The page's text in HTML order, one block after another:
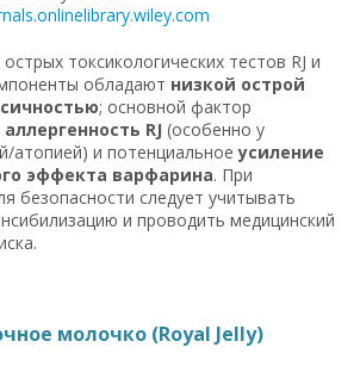
токсикологических тестов RJ и
обладают низкой острой
; основной фактор
аллергенность RJ (особенно у
атопией) и потенциальноеусиление
эффекта варфарина. При
безопасности следует учитывать
и проводить медицинский
молочко (Royal Jelly)